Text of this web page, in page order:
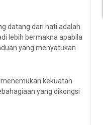
datang dari hati adalah
lebih bermakna apabila
yang menyatukan
kekuatan
yang dikongsi